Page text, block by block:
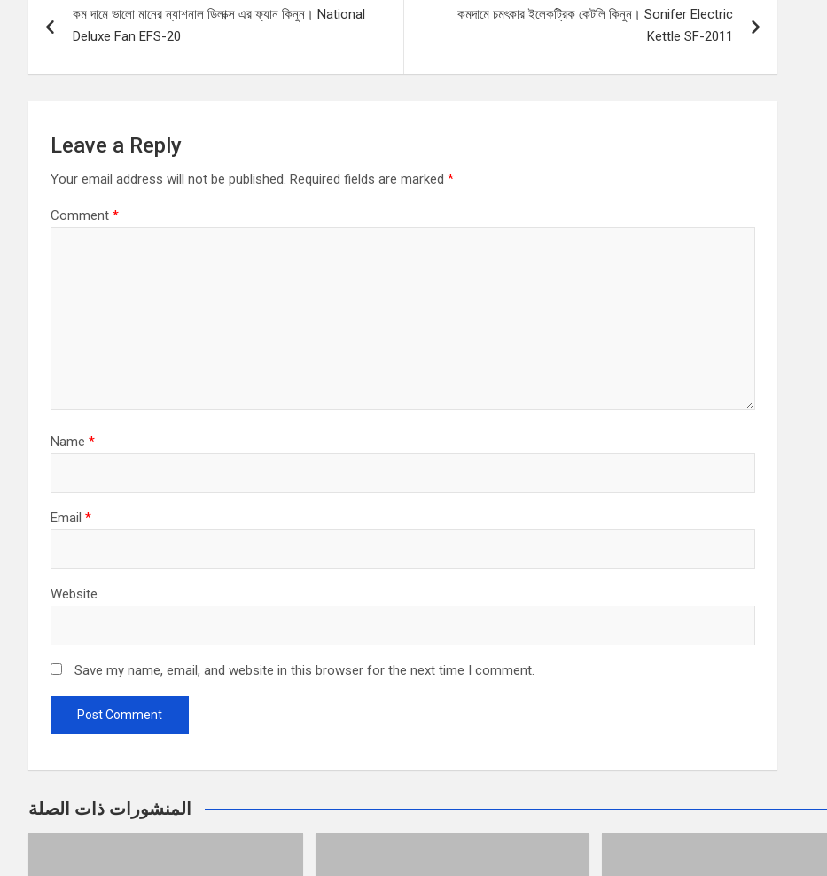
navigation
কম দামে ভালো মানের ন্যাশনাল ডিলাক্স এর ফ্যান কিনুন। National
Deluxe Fan EFS-20
কমদামে চমৎকার ইলেকট্রিক কেটলি কিনুন। Sonifer Electric
Kettle SF-2011
Leave a Reply
Your email address will not be published. Required fields are marked *
Comment *
Name *
Email *
Website
Save my name, email, and website in this browser for the next time I comment.
المنشورات ذات الصلة